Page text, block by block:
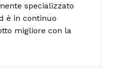
specializzato
è in continuo
migliore con la